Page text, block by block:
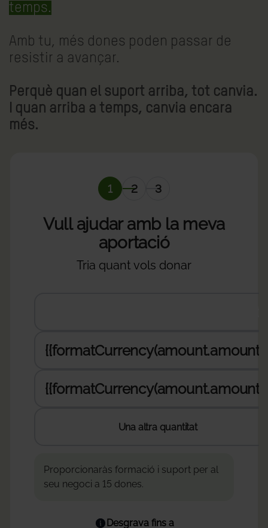
temps.
Amb tu, més dones poden passar de
resistir a avançar.
Perquè quan el suport arriba, tot canvia.
I quan arriba a temps, canvia encara
més.